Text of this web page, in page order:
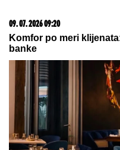
03. 08. 2026 13:23
Hibrid broj 1 koji osvaja
akcijskoj ceni od 19.990€